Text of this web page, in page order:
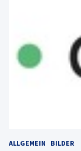
ALLGEMEIN BILDER